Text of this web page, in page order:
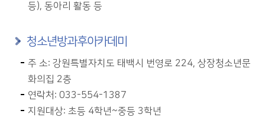
등), 동아리 활동 등
청소년방과후아카데미
주 소: 강원특별자치도 태백시 번영로 224, 상장청소년문
화의집 2층
연락처: 033-554-1387
지원대상: 초등 4학년~중등 3학년